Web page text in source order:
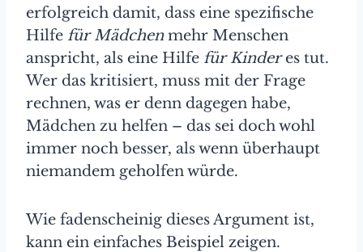
erfolgreich damit, dass eine spezifische
Hilfe für Mädchenmehr Menschen
anspricht, als eine Hilfe für Kinderes tut.
Wer das kritisiert, muss mit der Frage
rechnen, was er denn dagegen habe,
Mädchen zu helfen – das sei doch wohl
immer noch besser, als wenn überhaupt
niemandem geholfen würde.
Wie fadenscheinig dieses Argument ist,
kann ein einfaches Beispiel zeigen.